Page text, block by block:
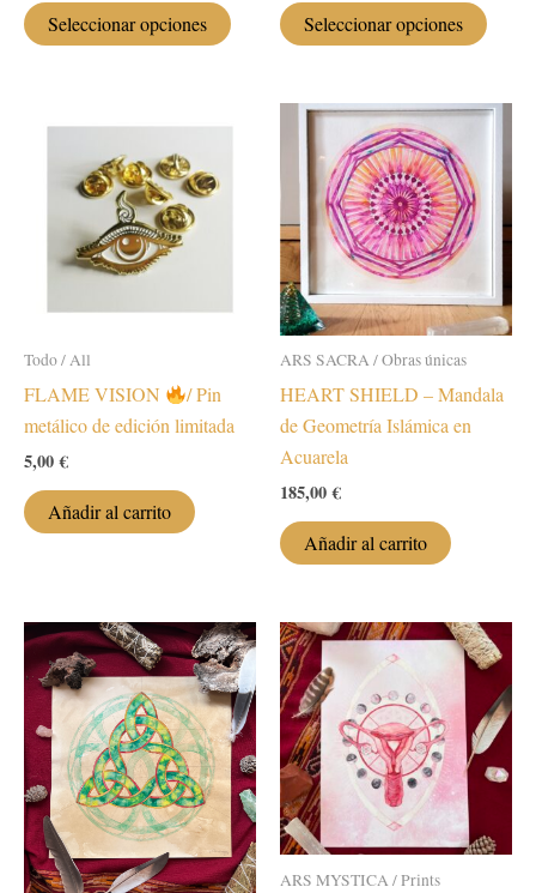
precios:
desde
Seleccionar opciones
producto
múltiples
variantes.
pueden
en
precios:
desde
25,00 €
Seleccionar opciones
elegir
en
Todo / All
FLAME VISION
/ Pin
metálico de edición limitada
5,00€
Añadir al carrito
ARS SACRA / Obras únicas
HEART SHIELD – Mandala
de Geometría Islámica en
Acuarela
185,00€
Añadir al carrito
ARS MYSTICA / Prints